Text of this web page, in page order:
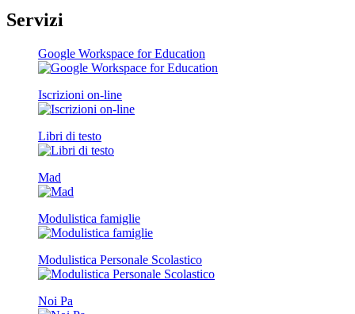
Servizi
Google Workspace for Education
Iscrizioni on-line
Libri di testo
Mad
Modulistica famiglie
Modulistica Personale Scolastico
Noi Pa